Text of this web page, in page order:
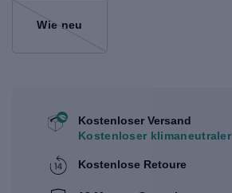
Wie neu
Kostenloser Versand
Kostenloser klimaneutraler
Kostenlose Retoure